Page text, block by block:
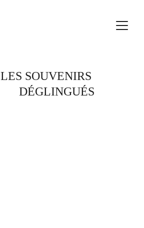
LES SOUVENIRS
DÉGLINGUÉS